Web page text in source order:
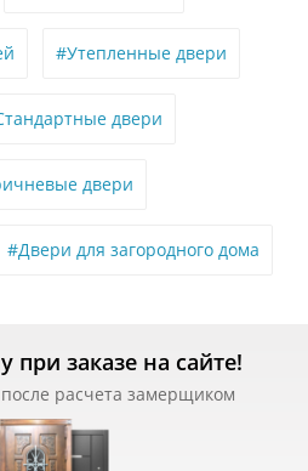
#Утепленные двери
двери
двери
#Двери для загородного дома
при заказе на сайте!
расчета замерщиком